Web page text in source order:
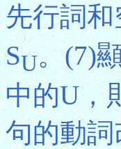
先行詞
SU。(7)
中的U，
句的動詞